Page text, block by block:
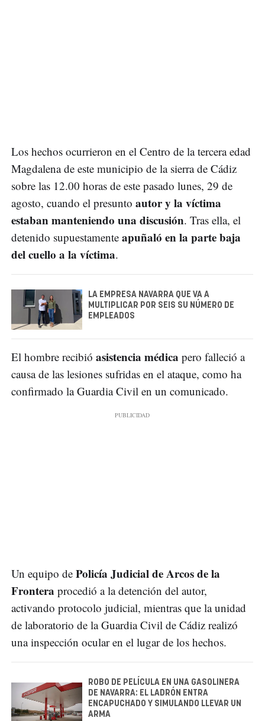
Los hechos ocurrieron en el Centro de la tercera edad
Magdalena de este municipio de la sierra de Cádiz
sobre las 12.00 horas de este pasado lunes, 29 de
agosto, cuando el presunto autor y la víctima
estaban manteniendo una discusión. Tras ella, el
detenido supuestamente apuñaló en la parte baja
del cuello a la víctima.
LA EMPRESA NAVARRA QUE VA A
MULTIPLICAR POR SEIS SU NÚMERO DE
EMPLEADOS
El hombre recibió asistencia médica pero falleció a
causa de las lesiones sufridas en el ataque, como ha
confirmado la Guardia Civil en un comunicado.
Un equipo de Policía Judicial de Arcos de la
Frontera procedió a la detención del autor,
activando protocolo judicial, mientras que la unidad
de laboratorio de la Guardia Civil de Cádiz realizó
una inspección ocular en el lugar de los hechos.
ROBO DE PELÍCULA EN UNA GASOLINERA
DE NAVARRA: EL LADRÓN ENTRA
ENCAPUCHADO Y SIMULANDO LLEVAR UN
ARMA